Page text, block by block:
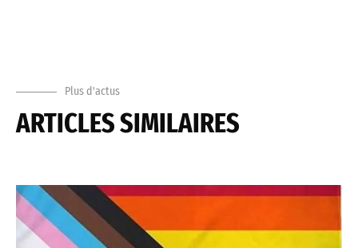
Plus d'actus
ARTICLES SIMILAIRES